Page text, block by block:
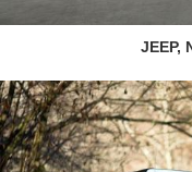
JEEP,